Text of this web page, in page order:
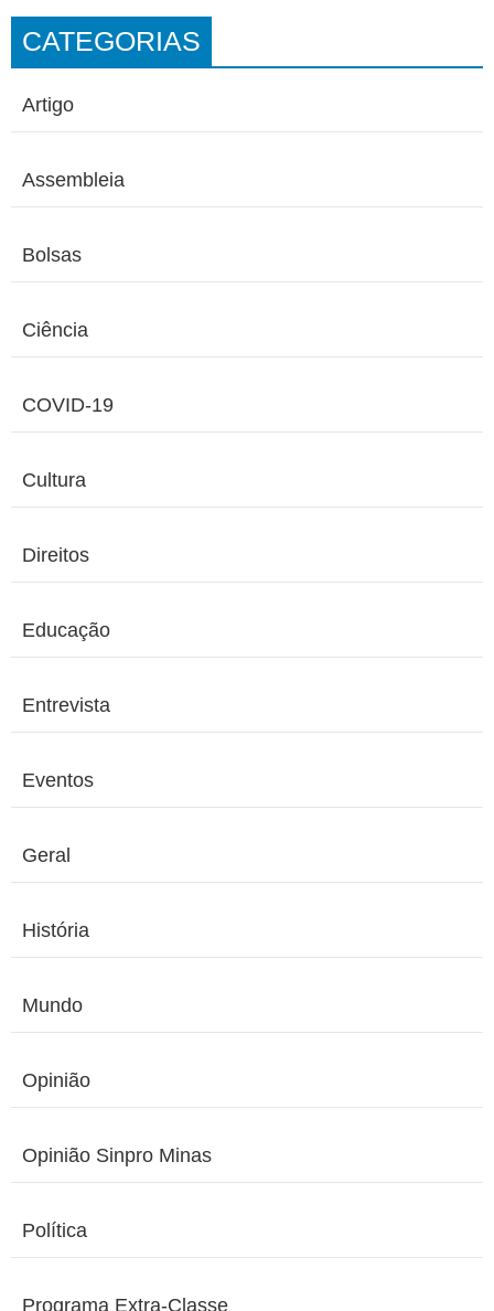
CATEGORIAS
Artigo
Assembleia
Bolsas
Ciência
COVID-19
Cultura
Direitos
Educação
Entrevista
Eventos
Geral
História
Mundo
Opinião
Opinião Sinpro Minas
Política
Programa Extra-Classe